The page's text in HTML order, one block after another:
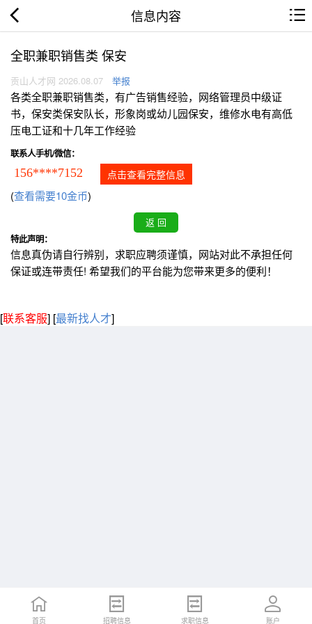
信息内容
全职兼职销售类 保安
贡山人才网 2026.08.07 举报
各类全职兼职销售类，有广告销售经验，网络管理员中级证
书，保安类保安队长，形象岗或幼儿园保安，维修水电有高低
压电工证和十几年工作经验
联系人手机/微信：
156****7152 点击查看完整信息
(查看需要10金币)
特此声明：
信息真伪请自行辨别，求职应聘须谨慎，网站对此不承担任何
保证或连带责任! 希望我们的平台能为您带来更多的便利！
[联系客服] [最新找人才]
首页 招聘信息 求职信息 账户